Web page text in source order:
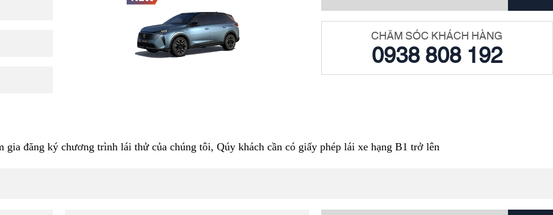
CHĂM SÓC KHÁCH HÀNG
0938 808 192
gia đăng ký chương trình lái thử của chúng tôi, Qúy khách cần có giấy phép lái xe hạng B1 trở lên